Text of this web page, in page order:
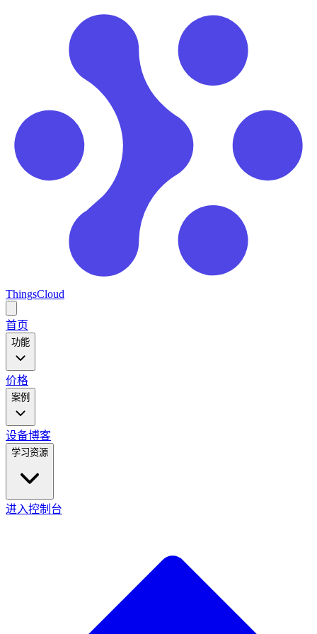
ThingsCloud
main
menu
首页
功能
价格
案例
设备博客
学习资源
进入控制台